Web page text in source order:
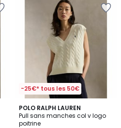
-25€* tous les 50€
POLO RALPH LAUREN
Pull sans manches col v logo
poitrine
5
/
5